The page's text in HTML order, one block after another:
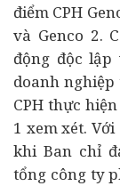
điểm CPH
và Genco 2.
động độc
doanh
CPH thực
1 xem xét.
khi Ban chỉ
tổng công ty